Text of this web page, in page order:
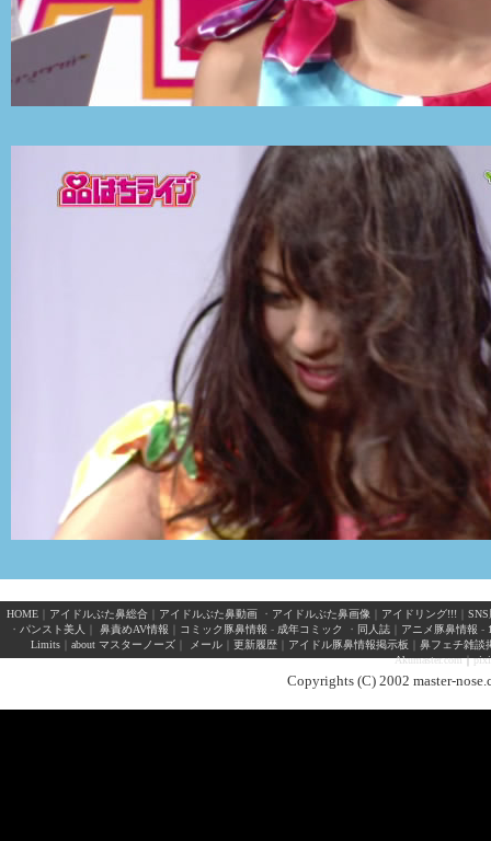
HOME｜ アイドルぶた鼻総合 アイドルぶた鼻動画・ アイドルぶた鼻画像 アイドリング!!!｜
・ パンスト美人 鼻責めAV情報 コミック豚鼻情報 - 成年コミック ・ 同人誌｜ アニメ豚鼻情報 -
Limits
about マスターノーズ メール 更新履歴 アイドル豚鼻情報掲示板
鼻フェチ雑談
Akumaster.com｜
Copyrights (C) 2002 master-